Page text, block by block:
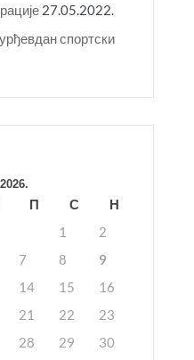
27.05.2022.
спортски
П С
Н
1
2
7 8
9
14 15
16
21 22
23
28 29
30